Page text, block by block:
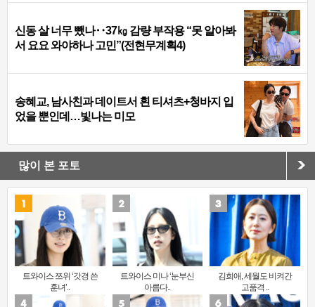
신동 살 너무 뺐나‥37㎏ 감량 부작용 “못 알아봐
서 요요 와야하나 고민”(전현무계획4)
송혜교, 남사친과 데이트서 흰 티셔츠+청바지 입
었을 뿐인데…빛나는 미모
많이 본 포토
트와이스 쯔위 ‘갓경 쓴
훈녀’..
트와이스 미나 ‘눈부신
아름다..
김희애, 세월도 비켜간
고품격 ..